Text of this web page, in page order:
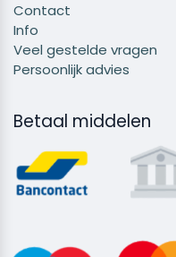
Contact
Info
Veel gestelde vragen
Persoonlijk advies
Betaal middelen